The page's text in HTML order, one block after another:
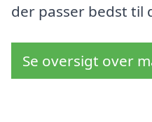
der passer bedst til
Se oversigt over